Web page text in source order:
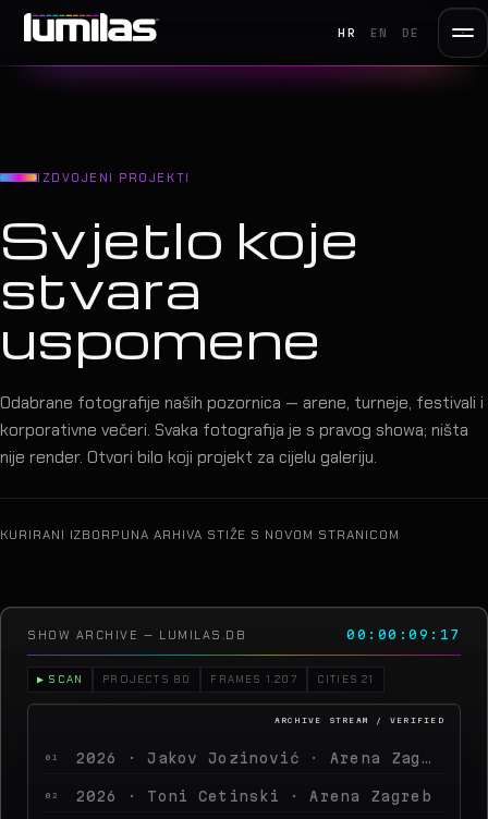
HR EN DE
IZDVOJENI PROJEKTI
Svjetlo koje
stvara
uspomene
Odabrane fotografije naših pozornica — arene, turneje, festivali i
korporativne večeri. Svaka fotografija je s pravog showa; ništa
nije render. Otvori bilo koji projekt za cijelu galeriju.
KURIRANI IZBORPUNA ARHIVA STIŽE S NOVOM STRANICOM
SHOW ARCHIVE — LUMILAS.DB 00:00:12:00
▶ SCAN PROJECTS 80 FRAMES 1.207 CITIES 21
01 2026 · Jakov Jozinović · Arena Zagreb
02 2026 · Toni Cetinski · Arena Zagreb